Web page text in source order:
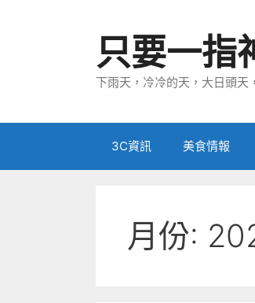
只要一指
下雨天，冷冷的天，大日頭天
3C資訊 美食情報
月份: